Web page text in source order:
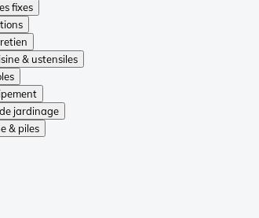
fixes
& ustensiles
jardinage
& piles